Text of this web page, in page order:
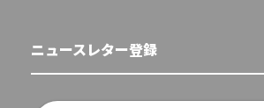
ニュースレター登録